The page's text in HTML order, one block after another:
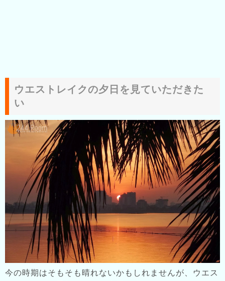
ウエストレイクの夕日を見ていただきた
い
今の時期はそもそも晴れないかもしれませんが、ウエス